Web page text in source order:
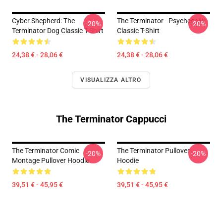
Cyber Shepherd: The
Terminator Dog Classic T-Shirt
24,38 € - 28,06 €
-20%
The Terminator - Psychedelic
Classic T-Shirt
24,38 € - 28,06 €
-20%
VISUALIZZA ALTRO
The Terminator Cappucci
The Terminator Comic
Montage Pullover Hoodie
39,51 € - 45,95 €
-20%
The Terminator Pullover
Hoodie
39,51 € - 45,95 €
-20%